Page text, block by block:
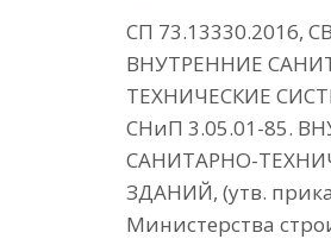
СП 73.13330.2016,
ВНУТРЕННИЕ
ТЕХНИЧЕСКИЕ
СНиП 3.05.01-85.
САНИТАРНО-
ЗДАНИЙ, (утв.
Министерства